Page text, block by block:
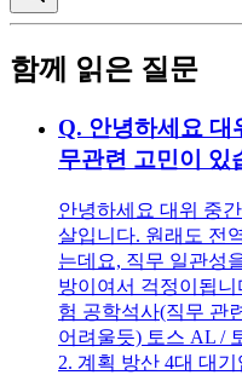
함께 읽은 질문
Q. 안녕하세요 대
무관련 고민이 있
안녕하세요 대위 중
살입니다. 원래도 전
는데요, 직무 일관성
방이여서 걱정이됩
험 공학석사(직무 관
어려울듯) 토스 AL /
2. 계획 방산 4대 대